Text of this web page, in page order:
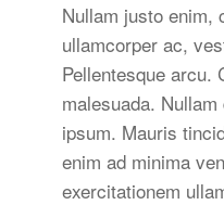
Nullam justo enim,
ullamcorper ac,
Pellentesque arcu.
malesuada.
ipsum. Mauris
enim ad minima
exercitationem